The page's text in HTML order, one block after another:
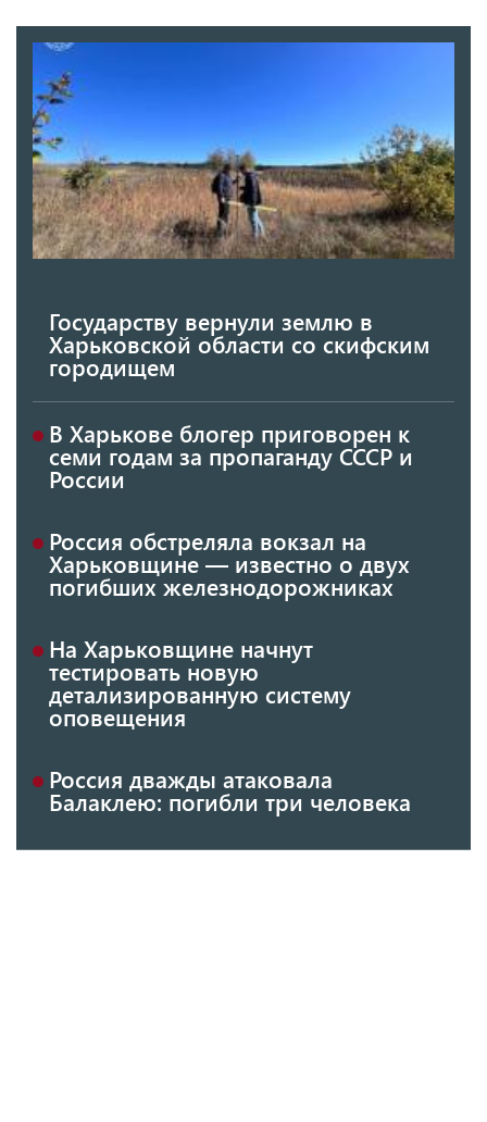
Государству вернули землю в
Харьковской области со скифским
городищем
В Харькове блогер приговорен к
семи годам за пропаганду СССР и
России
Россия обстреляла вокзал на
Харьковщине — известно о двух
погибших железнодорожниках
На Харьковщине начнут
тестировать новую
детализированную систему
оповещения
Россия дважды атаковала
Балаклею: погибли три человека